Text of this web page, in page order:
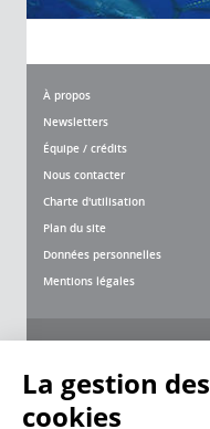
À propos
Newsletters
Équipe / crédits
Nous contacter
Charte d'utilisation
Plan du site
Données personnelles
Mentions légales
La gestion des
cookies